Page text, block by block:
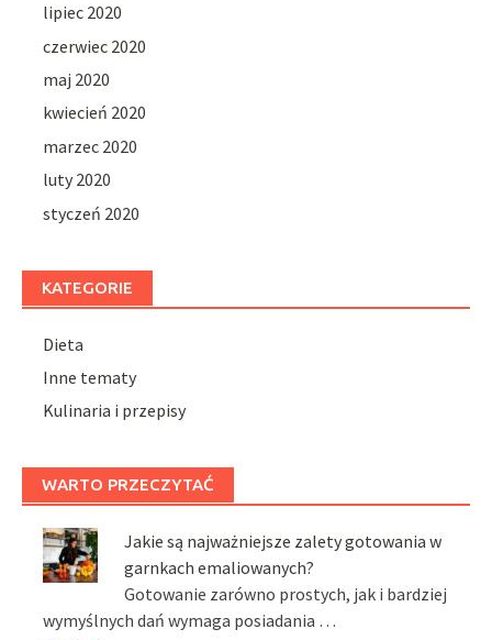
lipiec 2020
czerwiec 2020
maj 2020
kwiecień 2020
marzec 2020
luty 2020
styczeń 2020
KATEGORIE
Dieta
Inne tematy
Kulinaria i przepisy
WARTO PRZECZYTAĆ
Jakie są najważniejsze zalety gotowania w
garnkach emaliowanych?
Gotowanie zarówno prostych, jak i bardziej
wymyślnych dań wymaga posiadania …